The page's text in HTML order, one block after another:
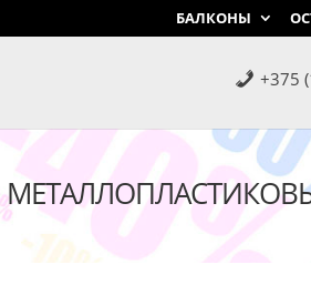
БАЛКОНЫ
+375